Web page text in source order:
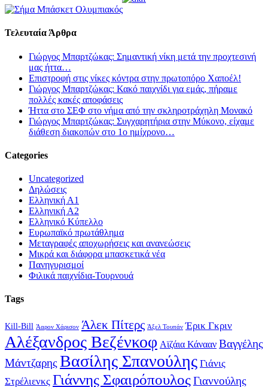
Τελευταία Άρθρα
Γιώργος Μπαρτζώκας: Σημαντική νίκη μετά την προχτεσινή
μας ήττα…
Επιστροφή στις νίκες κόντρα στην πρωτοπόρο Χαποέλ!
Γιώργος Μπαρτζώκας: Κακό παιχνίδι για εμάς, πήραμε
πολλές κακές αποφάσεις
Ήττα στο ΣΕΦ στο νήμα από την σκληροτράχηλη Μονακό
Γιώργος Μπαρτζώκας: Συγχαρητήρια στην Μύκονο, είχαμε
διάθεση διακοπών στο 1ο ημίχρονο…
Categories
Uncategorized
Δηλώσεις
Ελληνική Α1
Ελληνική Α2
Ελληνικό Κύπελλο
Ευρωπαϊκό πρωτάθλημα
Μεταγραφές αποχωρήσεις και ανανεώσεις
Μικρά και διάφορα μπασκετικά νέα
Πανηγυρισμοί
Φιλικά παιχνίδια-Τουρνουά
Tags
Kill-Bill Άαρον Χάρισον Άλεκ Πίτερς Άξελ Τουπάν Έρικ Γκριν
Αλέξανδρος Βεζένκοφ Αϊζάια Κάνααν Βαγγέλης
Μάντζαρης Βασίλης Σπανούλης Γιάνις
Στρέλιενκς Γιάννης ΣφαιρόπουλοςΓιαννούλης